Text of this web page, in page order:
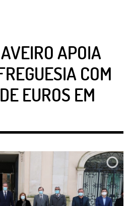
APOIA
COM
EUROS EM